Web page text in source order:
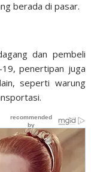
berada di pasar.
dan pembeli
penertipan juga
seperti warung